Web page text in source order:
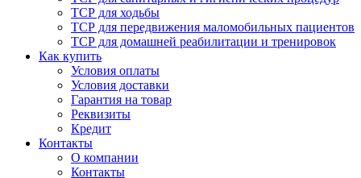
ТСР для ходьбы
ТСР для передвижения маломобильных пациентов
ТСР для домашней реабилитации и тренировок
Как купить
Условия оплаты
Условия доставки
Гарантия на товар
Реквизиты
Кредит
Контакты
О компании
Контакты